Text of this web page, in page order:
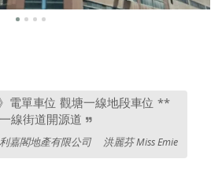
電單車位 觀塘一線地段車位 **
線街道開源道
利嘉閣地產有限公司 洪麗芬 Miss Emie